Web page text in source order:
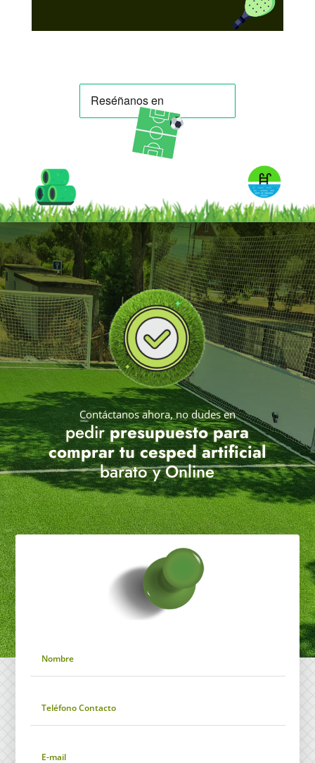
Contáctanos ahora, no dudes en
pedirpresupuesto para
comprar tu cesped artificial
barato y Online